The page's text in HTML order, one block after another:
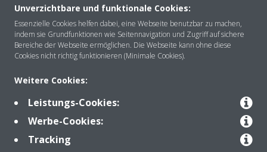
Über DAIKIN
Anwendungsbereiche
Kontakt
Unverzichtbare und funktionale Cookies:
Essenzielle Cookies helfen dabei, eine Webseite benutzbar zu machen,
indem sie Grundfunktionen wie Seitennavigation und Zugriff auf sichere
Bereiche der Webseite ermöglichen. Die Webseite kann ohne diese
Cookies nicht richtig funktionieren (Minimale Cookies).
Weitere Cookies:
Leistungs-Cookies:
Werbe-Cookies:
Tracking